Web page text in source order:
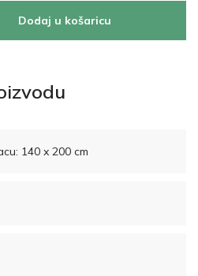
Dodaj u košaricu
140 x 200 cm